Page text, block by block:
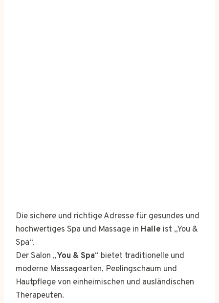
Die sichere und richtige Adresse für gesundes und
hochwertiges Spa und Massage in Halle ist „You &
Spa“.
Der Salon „You & Spa“ bietet traditionelle und
moderne Massagearten, Peelingschaum und
Hautpflege von einheimischen und ausländischen
Therapeuten.